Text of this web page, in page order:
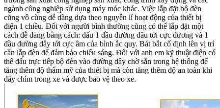
ngành công nghiệp sử dụng máy móc khác. Việc lắp đặt bộ đèn
cũng vô cùng dễ dàng dựa theo nguyên lí hoạt động của thiết bị
điện 1 chiều. Đối với người bình thường cũng có thể lắp đặt một
cách dễ dàng bằng cách: đấu 1 đầu đường dâu tới cực dương và 1
đầu đường dây tới cực âm của bình ắc quy. Bát bắt cố định lên vị trí
cần lắp đèn để đảm bảo chiếu sáng. Đối với anh em kỹ thuật điện có
thể đấu trực tiếp bộ đèn vào đường dây chờ sẵn trong hệ thống để
tăng thêm độ thẩm mỹ của thiết bị mà còn tăng thêm độ an toàn khi
dây chìm trong xe và được bảo vệ theo xe.